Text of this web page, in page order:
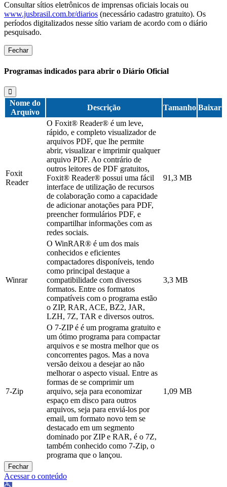
Consultar sítios eletrônicos de imprensas oficiais locais ou
www.jusbrasil.com.br/diarios (necessário cadastro gratuito). Os
períodos digitalizados nesse sítio variam de acordo com o diário
pesquisado.
Fechar
Programas indicados para abrir o Diário Oficial
Nome do
Arquivo
Descrição Tamanho Baixar
Foxit
Reader
O Foxit® Reader® é um leve,
rápido, e completo visualizador de
arquivos PDF, que lhe permite
abrir, visualizar e imprimir qualquer
arquivo PDF. Ao contrário de
outros leitores de PDF gratuitos,
Foxit® Reader® possui uma fácil
interface de utilização de recursos
de colaboração como a capacidade
de adicionar anotações para PDF,
preencher formulários PDF, e
compartilhar informações com as
redes sociais.
91,3 MB
Winrar
O WinRAR® é um dos mais
conhecidos e eficientes
compactadores disponíveis, tendo
como principal destaque a
compatibilidade com diversos
formatos. Entre os formatos
compatíveis com o programa estão
o ZIP, RAR, ACE, BZ2, JAR,
LZH, 7Z, TAR e diversos outros.
3,3 MB
7-Zip
O 7-ZIP é é um programa gratuito e
um ótimo programa para compactar
arquivos e se mostra melhor que os
concorrentes pagos. Mas a nova
versão deixou a desejar ao não
melhorar o aspecto visual. Entre as
formas de se comprimir um
arquivo, seja para economizar
espaço em disco para outros
arquivos, seja para enviá-los por
email, um formato novo tem se
destacado em um segmento
dominado por ZIP e RAR, é o 7Z,
também conhecido como 7-Zip, o
programa que o lançou.
1,09 MB
Fechar
Acessar o conteúdo
Abrir